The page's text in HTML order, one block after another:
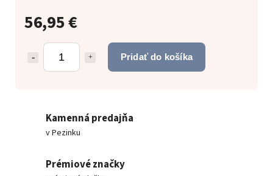
56,95 €
Pridať do košíka
Kamenná predajňa
v Pezinku
Prémiové značky